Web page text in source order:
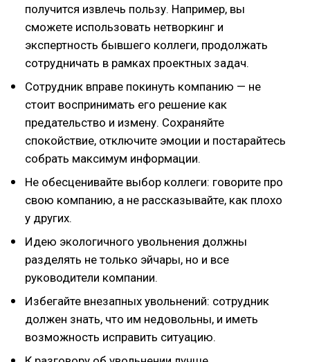
получится извлечь пользу. Например, вы
сможете использовать нетворкинг и
экспертность бывшего коллеги, продолжать
сотрудничать в рамках проектных задач.
Сотрудник вправе покинуть компанию — не
стоит воспринимать его решение как
предательство и измену. Сохраняйте
спокойствие, отключите эмоции и постарайтесь
собрать максимум информации.
Не обесценивайте выбор коллеги: говорите про
свою компанию, а не рассказывайте, как плохо
у других.
Идею экологичного увольнения должны
разделять не только эйчары, но и все
руководители компании.
Избегайте внезапных увольнений: сотрудник
должен знать, что им недовольны, и иметь
возможность исправить ситуацию.